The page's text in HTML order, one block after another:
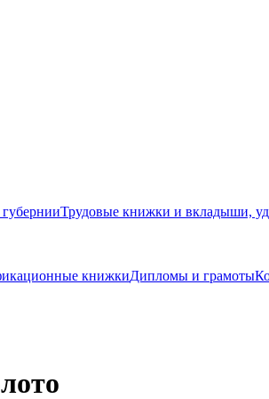
Трудовые книжки и вкладыши,
книжкиДипломы и грамоты